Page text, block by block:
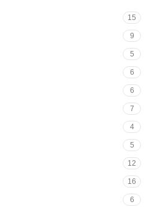
15
9
5
6
6
7
4
5
12
16
6